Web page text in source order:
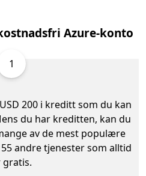
Azure-konto
1
200 i kreditt som du kan
du har kreditten, kan du
av de mest populære
andre tjenester som alltid
gratis.